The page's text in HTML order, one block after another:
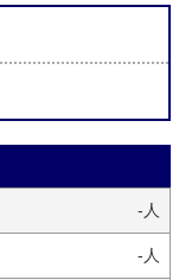
-人
-人